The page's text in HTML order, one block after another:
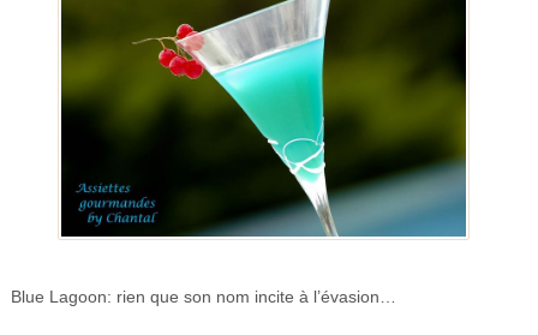
Blue Lagoon: rien que son nom incite à l’évasion…